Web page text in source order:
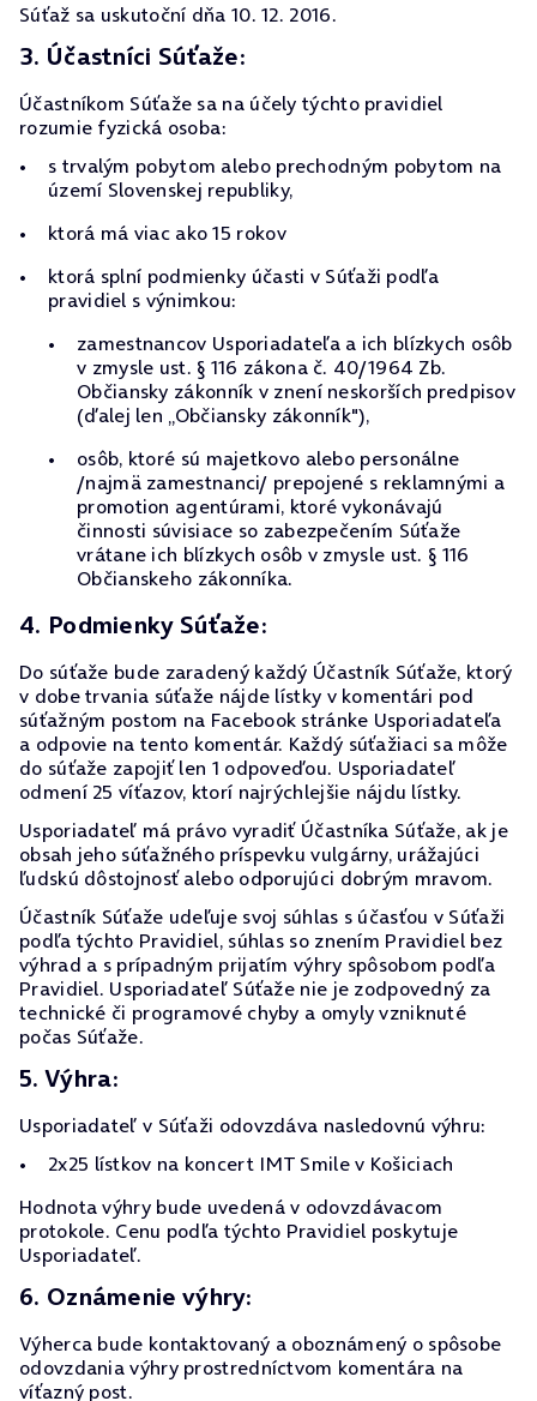
Súťaž sa uskutoční dňa 10. 12. 2016.
3. Účastníci Súťaže:
Účastníkom Súťaže sa na účely týchto pravidiel
rozumie fyzická osoba:
s trvalým pobytom alebo prechodným pobytom na
území Slovenskej republiky,
ktorá má viac ako 15 rokov
ktorá splní podmienky účasti v Súťaži podľa
pravidiel s výnimkou:
zamestnancov Usporiadateľa a ich blízkych osôb
v zmysle ust. § 116 zákona č. 40/1964 Zb.
Občiansky zákonník v znení neskorších predpisov
(ďalej len „Občiansky zákonník"),
osôb, ktoré sú majetkovo alebo personálne
/najmä zamestnanci/ prepojené s reklamnými a
promotion agentúrami, ktoré vykonávajú
činnosti súvisiace so zabezpečením Súťaže
vrátane ich blízkych osôb v zmysle ust. § 116
Občianskeho zákonníka.
4. Podmienky Súťaže:
Do súťaže bude zaradený každý Účastník Súťaže, ktorý
v dobe trvania súťaže nájde lístky v komentári pod
súťažným postom na Facebook stránke Usporiadateľa
a odpovie na tento komentár. Každý súťažiaci sa môže
do súťaže zapojiť len 1 odpoveďou. Usporiadateľ
odmení 25 víťazov, ktorí najrýchlejšie nájdu lístky.
Usporiadateľ má právo vyradiť Účastníka Súťaže, ak je
obsah jeho súťažného príspevku vulgárny, urážajúci
ľudskú dôstojnosť alebo odporujúci dobrým mravom.
Účastník Súťaže udeľuje svoj súhlas s účasťou v Súťaži
podľa týchto Pravidiel, súhlas so znením Pravidiel bez
výhrad a s prípadným prijatím výhry spôsobom podľa
Pravidiel. Usporiadateľ Súťaže nie je zodpovedný za
technické či programové chyby a omyly vzniknuté
počas Súťaže.
5. Výhra:
Usporiadateľ v Súťaži odovzdáva nasledovnú výhru:
2x25 lístkov na koncert IMT Smile v Košiciach
Hodnota výhry bude uvedená v odovzdávacom
protokole. Cenu podľa týchto Pravidiel poskytuje
Usporiadateľ.
6. Oznámenie výhry:
Výherca bude kontaktovaný a oboznámený o spôsobe
odovzdania výhry prostredníctvom komentára na
víťazný post.